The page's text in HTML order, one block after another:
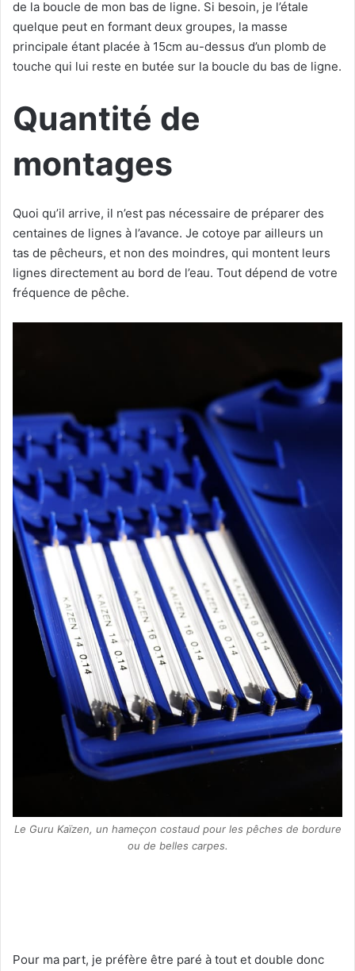
de la boucle de mon bas de ligne. Si besoin, je l’étale
quelque peut en formant deux groupes, la masse
principale étant placée à 15cm au-dessus d’un plomb de
touche qui lui reste en butée sur la boucle du bas de ligne.
Quantité de
montages
Quoi qu’il arrive, il n’est pas nécessaire de préparer des
centaines de lignes à l’avance. Je cotoye par ailleurs un
tas de pêcheurs, et non des moindres, qui montent leurs
lignes directement au bord de l’eau. Tout dépend de votre
fréquence de pêche.
Le Guru Kaïzen, un hameçon costaud pour les pêches de bordure
ou de belles carpes.
Pour ma part, je préfère être paré à tout et double donc